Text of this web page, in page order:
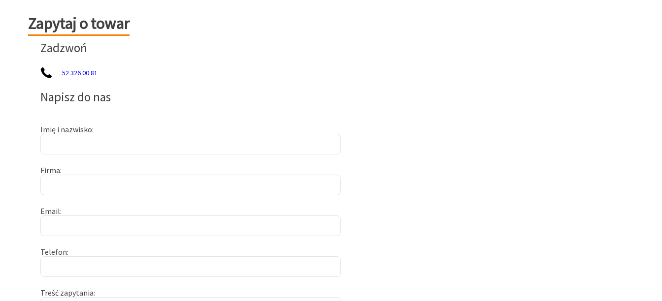
Zapytaj o towar
Zapytaj o towar
Zadzwoń
52 326 00 81
Napisz do nas
Imię i nazwisko
Firma
Email
Telefon
Treść zapytania